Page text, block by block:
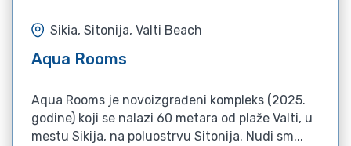
Sikia, Sitonija, Valti Beach
Aqua Rooms
Aqua Rooms je novoizgrađeni kompleks (2025.
godine) koji se nalazi 60 metara od plaže Valti, u
mestu Sikija, na poluostrvu Sitonija. Nudi sm...